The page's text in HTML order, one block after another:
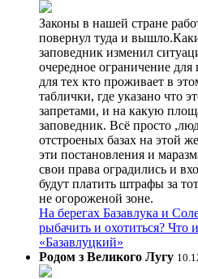
Законы в нашей стране
повернул туда и
заповедник изменил
очередное ограничение
для тех кто проживает в
таблички, где указано что
запретами, и на какую
заповедник. Всё просто
отстроеных базах на этой
эти постановления и
свои права оградились и
будут платить штрафы за
не огороженой зоне.
На берегах Базавлука и
рыбачить и охотиться? Что
«Базавлуцкий»
Родом з Великого Лугу